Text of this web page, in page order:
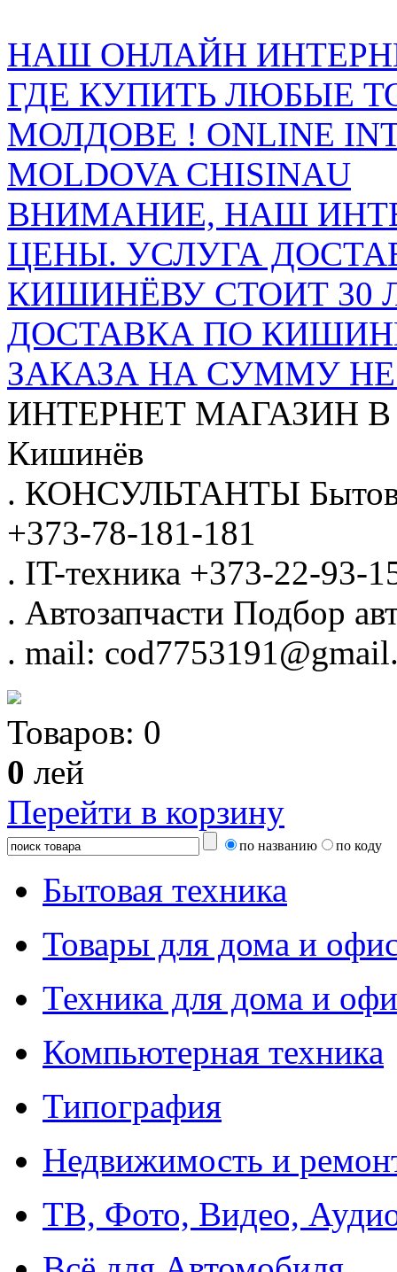
НАШ ОНЛАЙН
ГДЕ КУПИТЬ ЛЮБЫЕ
МОЛДОВЕ ! ONLINE
MOLDOVA CHISINAU
ВНИМАНИЕ, НАШ
ЦЕНЫ. УСЛУГА
КИШИНЁВУ СТОИТ 30
ДОСТАВКА ПО
ЗАКАЗА НА СУММУ НЕ
ИНТЕРНЕТ МАГАЗИН
Кишинёв
. КОНСУЛЬТАНТЫ
+373-78-181-181
. IT-техника +373-22-93-
. Автозапчасти Подбор
. mail:
Товаров: 0
0 лей
Перейти в корзину
по названию по коду
Бытовая техника
Товары для дома и
Техника для дома и
Компьютерная техника
Типография
Недвижимость и
ТВ, Фото, Видео,